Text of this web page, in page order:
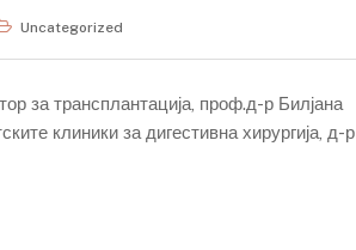
Uncategorized
за трансплантација, проф.д-р Билјана
клиники за дигестивна хирургија, д-р